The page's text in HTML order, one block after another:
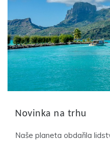
Novinka na trhu
Naše planeta obdařila